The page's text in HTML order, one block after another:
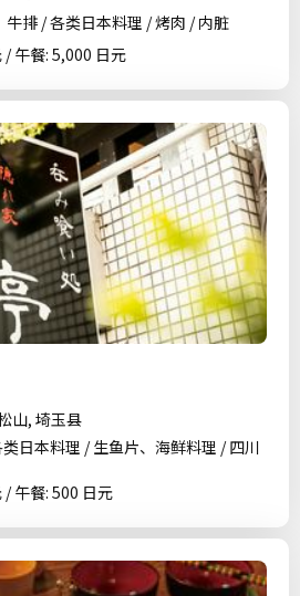
排 / 各类日本料理 / 烤肉 / 内脏
午餐: 5,000 日元
山, 埼玉县
日本料理 / 生鱼片、海鲜料理 / 四川
午餐: 500 日元